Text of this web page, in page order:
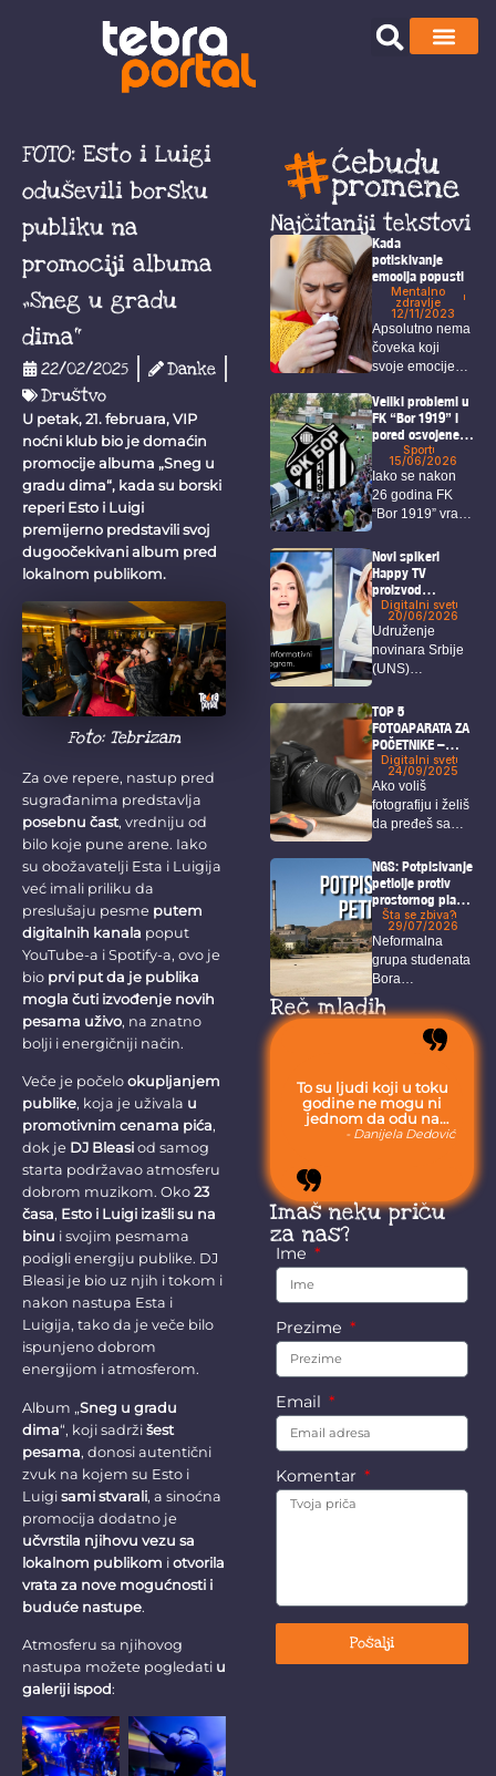
FOTO: Esto i Luigi
oduševili borsku
publiku na
promociji albuma
„Sneg u gradu
dima“
22/02/2025
Danke
Društvo
U petak, 21. februara, VIP
noćni klub bio je domaćin
promocije albuma „Sneg u
gradu dima“, kada su borski
reperi Esto i Luigi
premijerno predstavili svoj
dugoočekivani album pred
lokalnom publikom.
Foto: Tebrizam
Za ove repere, nastup pred
sugrađanima predstavlja
posebnu čast, vredniju od
bilo koje pune arene. Iako
su obožavatelji Esta i Luigija
već imali priliku da
preslušaju pesme putem
digitalnih kanala poput
YouTube-a i Spotify-a, ovo je
bio prvi put da je publika
mogla čuti izvođenje novih
pesama uživo, na znatno
bolji i energičniji način.
Veče je počelo okupljanjem
publike, koja je uživala u
promotivnim cenama pića,
dok je DJ Bleasi od samog
starta podržavao atmosferu
dobrom muzikom. Oko 23
časa, Esto i Luigi izašli su na
binu i svojim pesmama
podigli energiju publike. DJ
Bleasi je bio uz njih i tokom i
nakon nastupa Esta i
Luigija, tako da je veče bilo
ispunjeno dobrom
energijom i atmosferom.
Album „Sneg u gradu
dima“, koji sadrži šest
pesama, donosi autentični
zvuk na kojem su Esto i
Luigi sami stvarali, a sinoćna
promocija dodatno je
učvrstila njihovu vezu sa
lokalnom publikom i otvorila
vrata za nove mogućnosti i
buduće nastupe.
Atmosferu sa njihovog
nastupa možete pogledati u
galeriji ispod:
Najčitaniji tekstovi
Kada
potiskivanje
emocija popusti
Mentalno
zdravlje
12/11/2023
Apsolutno nema
čoveka koji
svoje emocije
potpunosti da...
Veliki problemi u
FK “Bor 1919” i
pored osvojene
titule i ulaska u
veći rang
Sport
15/06/2026
Iako se nakon
26 godina FK
“Bor 1919” vratio
Novi spikeri
Happy TV
proizvod
veštačke
inteligencije
Digitalni svet
20/06/2026
Udruženje
novinara Srbije
(UNS)
Happy TV nije
obavestila...
TOP 5
FOTOAPARATA ZA
POČETNIKE –
vodič
Digitalni svet
24/09/2025
Ako voliš
fotografiju i želiš
da pređeš sa
telefona...
NGS: Potpisivanje
peticije protiv
prostornog plana
i u Boru!
Šta se zbiva?
29/07/2026
Neformalna
grupa studenata
Bora
organizovaće u
petak akciju pod
nazivom...
Reč mladih
To su ljudi koji u toku
godine ne mogu ni
jednom da odu na
more, jer moraju da
- Danijela Dedović
Imaš neku priču
za nas?
Ime
Prezime
Email
Komentar
Pošalji